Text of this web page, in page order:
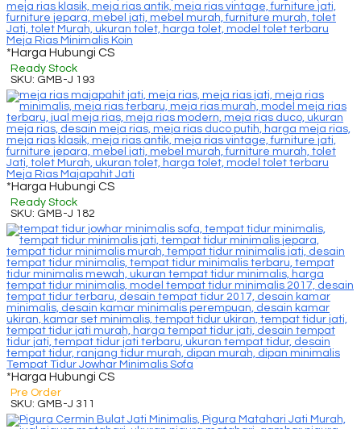
Meja Rias Minimalis Koin
*Harga Hubungi CS
Ready Stock
SKU: GMB-J 193
Meja Rias Majapahit Jati
*Harga Hubungi CS
Ready Stock
SKU: GMB-J 182
Tempat Tidur Jowhar Minimalis Sofa
*Harga Hubungi CS
Pre Order
SKU: GMB-J 311